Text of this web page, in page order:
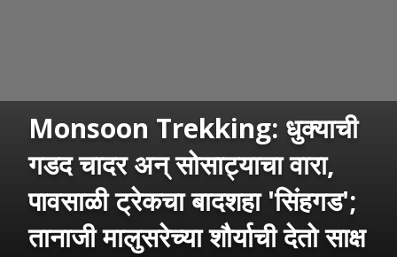
Monsoon Trekking: धुक्याची
गडद चादर अन् सोसाट्याचा वारा,
पावसाळी ट्रेकचा बादशहा 'सिंहगड';
तानाजी मालुसरेच्या शौर्याची देतो साक्ष